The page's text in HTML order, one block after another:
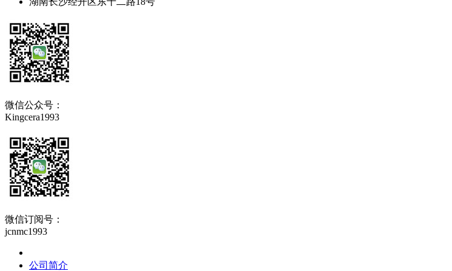
微信公众号：
Kingcera1993
微信订阅号：
jcnmc1993
公司简介